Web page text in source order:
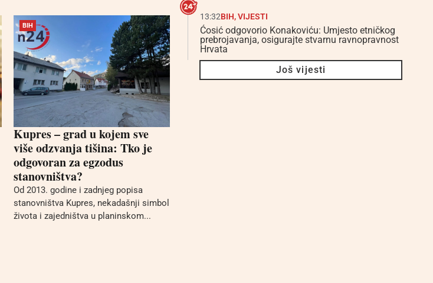
BIH
Kupres – grad u kojem sve
više odzvanja tišina: Tko je
odgovoran za egzodus
stanovništva?
Od 2013. godine i zadnjeg popisa
stanovništva Kupres, nekadašnji simbol
života i zajedništva u planinskom...
13:32BIH,VIJESTI
Ćosić odgovorio Konakoviću: Umjesto etničkog
prebrojavanja, osigurajte stvarnu ravnopravnost
Hrvata
Još vijesti